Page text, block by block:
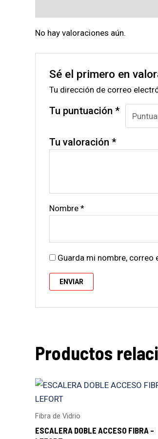
No hay valoraciones aún.
Sé el primero en
Tu dirección de correo
Tu puntuación*
Tu valoración*
Nombre*
Guarda mi nombre, correo
Productos
Fibra de Vidrio
ESCALERA DOBLE ACCESO FIBRA –